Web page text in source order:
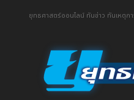
ยุทธศาสตร์ออนไลน์ ทันข่าว ทันเหตุก